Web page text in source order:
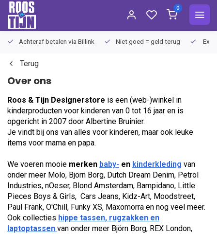
0
Achteraf betalen via Billink Niet goed = geld terug
Terug
Over ons
Roos & Tijn Designerstore is een (web-)winkel in
kinderproducten voor kinderen van 0 tot 16 jaar en is
opgericht in 2007 door Albertine Bruinier.
Je vindt bij ons van alles voor kinderen, maar ook leuke
items voor mama en papa.
We voeren mooie merken baby- en kinderkleding van
onder meer Molo, Björn Borg, Dutch Dream Denim, Petrol
Industries, nOeser, Blond Amsterdam, Bampidano, Little
Pieces Boys & Girls, Cars Jeans, Kidz-Art, Moodstreet,
Paul Frank, O'Chill, Funky XS, Maxomorra en nog veel meer.
Ook collecties hippe tassen, rugzakken en
laptoptassen van onder meer Björn Borg, REX London,